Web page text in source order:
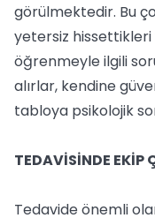
görülmektedir. Bu
yetersiz
öğrenmeyle ilgili
alırlar, kendine
tabloya psikolojik
TEDAVİSİNDE EKİP
Tedavide önemli